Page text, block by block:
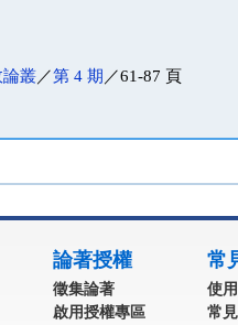
論叢／第 4 期 ／61-87 頁
論著授權
徵集論著
啟用授權專區
常
使
常